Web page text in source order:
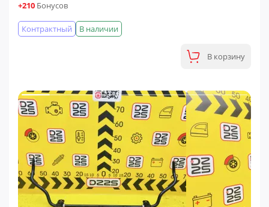
+210 Бонусов
В наличии
Контрактный
В корзину